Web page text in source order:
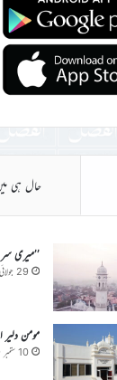
حال ہی
’’میری سر
29 جولائی 2025ء
مومن دلیر
10 ستمبر 2019ء